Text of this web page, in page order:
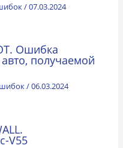
/07.03.2024
Ошибка
получаемой
/06.03.2024
V55